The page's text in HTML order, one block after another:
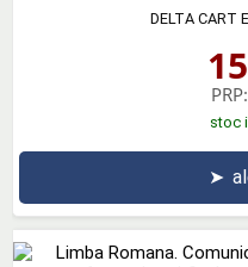
DELTA CART
15
PRP:
stoc
➤